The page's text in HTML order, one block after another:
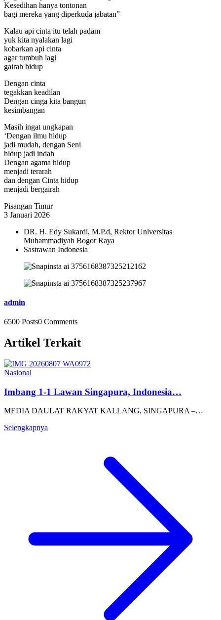
Kesedihan hanya tontonan
bagi mereka yang diperkuda jabatan”
Kalau api cinta itu telah padam
yuk kita nyalakan lagi
kobarkan api cinta
agar tumbuh lagi
gairah hidup
Dengan cinta
tegakkan keadilan
Dengan cinga kita bangun
kesimbangan
Masih ingat ungkapan
‘Dengan ilmu hidup
jadi mudah, dengan Seni
hidup jadi indah
Dengan agama hidup
menjadi terarah
dan dengan Cinta hidup
menjadi bergairah
Pisangan Timur
3 Januari 2026
DR. H. Edy Sukardi, M.P.d, Rektor Universitas
Muhammadiyah Bogor Raya
Sastrawan Indonesia
admin
6500 Posts0 Comments
Artikel Terkait
Nasional
Imbang 1-1 Lawan Singapura, Indonesia…
MEDIA DAULAT RAKYAT KALLANG, SINGAPURA –…
Selengkapnya